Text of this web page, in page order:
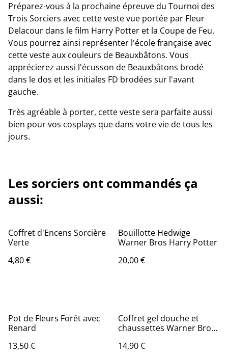
Préparez-vous à la prochaine épreuve du Tournoi des
Trois Sorciers avec cette veste vue portée par Fleur
Delacour dans le film Harry Potter et la Coupe de Feu.
Vous pourrez ainsi représenter l'école française avec
cette veste aux couleurs de Beauxbâtons. Vous
apprécierez aussi l'écusson de Beauxbâtons brodé
dans le dos et les initiales FD brodées sur l'avant
gauche.
Très agréable à porter, cette veste sera parfaite aussi
bien pour vos cosplays que dans votre vie de tous les
jours.
Les sorciers ont commandés ça
aussi:
Coffret d'Encens Sorcière
Verte
4,80 €
Bouillotte Hedwige
Warner Bros Harry Potter
20,00 €
Pot de Fleurs Forêt avec
Renard
13,50 €
Coffret gel douche et
chaussettes Warner Bros
Express
14,90 €